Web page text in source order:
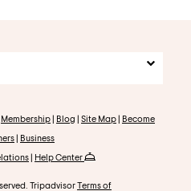
Membership| Blog | Site Map| Become
| Business
| Help Center
TripadvisorTerms of